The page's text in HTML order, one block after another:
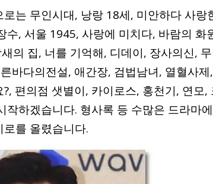
는 무인시대, 낭랑 18세, 미안하다 사
수, 서울 1945, 사랑에 미치다, 바람의 화
의 집, 너를 기억해, 디데이, 장사의신,
바다의전설, 애간장, 검법남녀, 열혈사
편의점 샛별이, 카이로스, 홍천기, 연모
작하겠습니다. 형사록 등 수많은 드라마
를 올렸습니다.